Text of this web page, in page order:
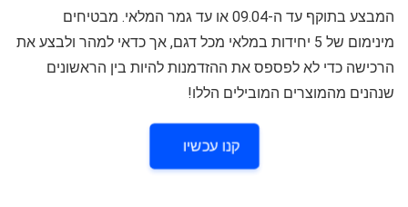
המבצע בתוקף עד ה-09.04 או עד גמר המלאי. מבטיחים
מינימום של 5 יחידות במלאי מכל דגם, אך כדאי למהר ולבצע את
הרכישה כדי לא לפספס את ההזדמנות להיות בין הראשונים
שנהנים מהמוצרים המובילים הללו!
קנו עכשיו